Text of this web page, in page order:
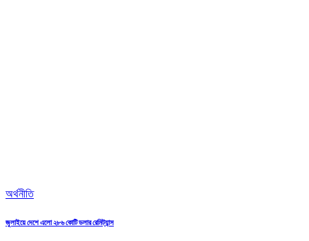
অর্থনীতি
জুলাইয়ে দেশে এলো ২৮৬ কোটি ডলার রেমিট্যান্স